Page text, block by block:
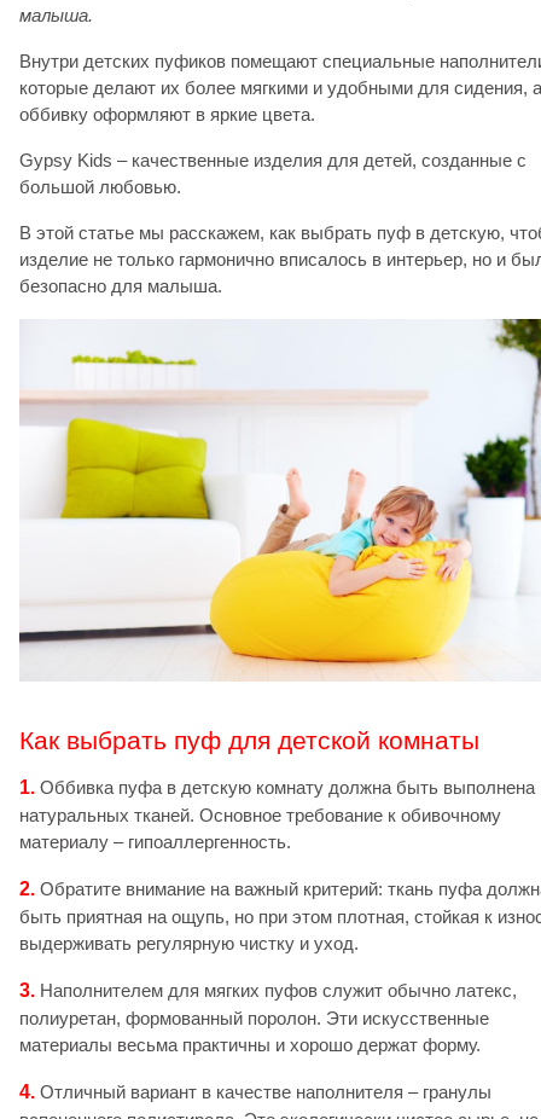
малыша.
Внутри детских пуфиков помещают специальные
которые делают их более мягкими и удобными для сидения, а
оббивку оформляют в яркие цвета.
Gypsy Kids – качественные изделия для детей, созданные с
большой любовью.
В этой статье мы расскажем, как выбрать пуф в детскую,
изделие не только гармонично вписалось в интерьер, но и
безопасно для малыша.
Как выбрать пуф для детской комнаты
1. Оббивка пуфа в детскую комнату должна быть выполнена
натуральных тканей. Основное требование к обивочному
материалу – гипоаллергенность.
2. Обратите внимание на важный критерий: ткань пуфа
быть приятная на ощупь, но при этом плотная, стойкая к
выдерживать регулярную чистку и уход.
3. Наполнителем для мягких пуфов служит обычно латекс,
полиуретан, формованный поролон. Эти искусственные
материалы весьма практичны и хорошо держат форму.
4. Отличный вариант в качестве наполнителя – гранулы